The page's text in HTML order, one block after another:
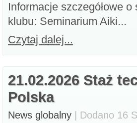
Informacje szczegółowe
klubu: Seminarium Aiki...
Czytaj dalej...
21.02.2026 Staż
Polska
News globalny | Dodano 16